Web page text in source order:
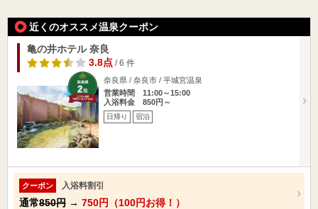
近くのオススメ温泉クーポン
亀の井ホテル 奈良
3.8点/ 6 件
奈良県 / 奈良市 / 平城宮温泉
営業時間 11:00～15:00
入浴料金 850円～
日帰り 宿泊
クーポン 入浴料割引
通常850円 → 750円（100円お得！）